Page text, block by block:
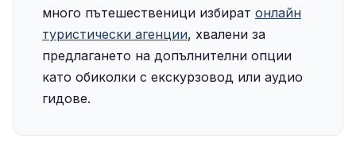
много пътешественици избират онлайн
туристически агенции, хвалени за
предлагането на допълнителни опции
като обиколки с екскурзовод или аудио
гидове.